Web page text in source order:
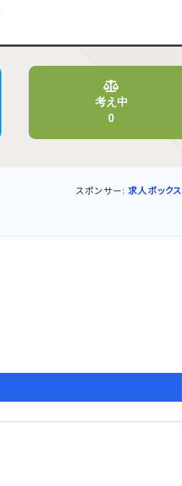
考え中
0
スポンサー:求人ボックス